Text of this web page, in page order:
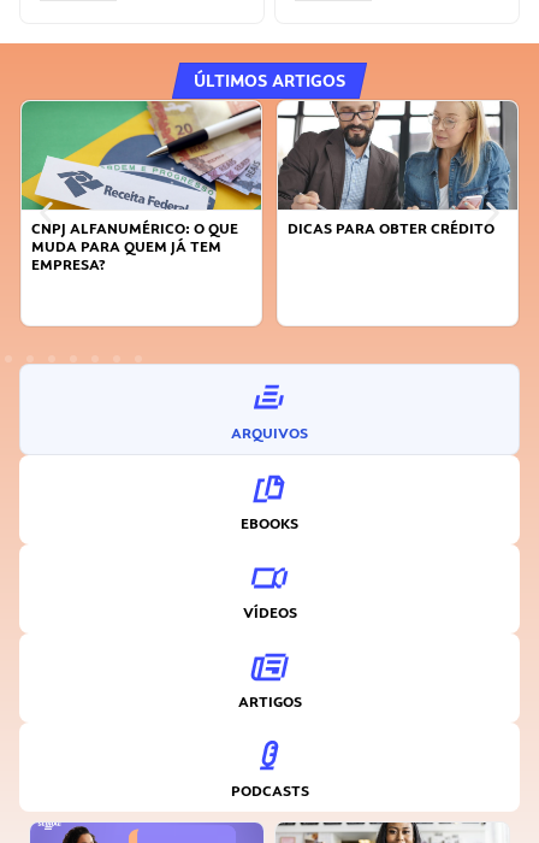
ÚLTIMOS ARTIGOS
CNPJ ALFANUMÉRICO: O QUE
MUDA PARA QUEM JÁ TEM
EMPRESA?
DICAS PARA OBTER CRÉDITO
ARQUIVOS
EBOOKS
VÍDEOS
ARTIGOS
PODCASTS